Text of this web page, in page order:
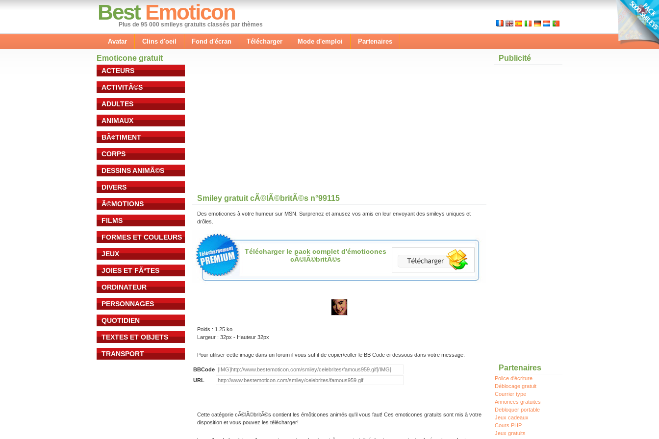
Best Emoticon
Plus de 95 000 smileys gratuits classés par thèmes
Avatar Clins d'oeil Fond d'écran Télécharger Mode d'emploi Partenaires
Emoticone gratuit
ACTEURS
ACTIVITÃ©S
ADULTES
ANIMAUX
BÃ¢TIMENT
CORPS
DESSINS ANIMÃ©S
DIVERS
Ã©MOTIONS
FILMS
FORMES ET COULEURS
JEUX
JOIES ET FÃªTES
ORDINATEUR
PERSONNAGES
QUOTIDIEN
TEXTES ET OBJETS
TRANSPORT
Smiley gratuit cÃ©lÃ©britÃ©s n°99115
Des emoticones à votre humeur sur MSN. Surprenez et amusez vos amis en leur envoyant des smileys uniques et
drôles.
Télécharger le pack complet d'émoticones
cÃ©lÃ©britÃ©s
Poids : 1.25 ko
Largeur : 32px - Hauteur 32px
Pour utiliser cette image dans un forum il vous suffit de copier/coller le BB Code ci-dessous dans votre message.
BBCode
URL
Cette catégorie cÃ©lÃ©britÃ©s contient les émôticones animés qu'il vous faut! Ces emoticones gratuits sont mis à votre
disposition et vous pouvez les télécharger!
Publicité
Partenaires
Police d'écriture
Déblocage gratuit
Courrier type
Annonces gratuites
Debloquer portable
Jeux cadeaux
Cours PHP
Jeux gratuits